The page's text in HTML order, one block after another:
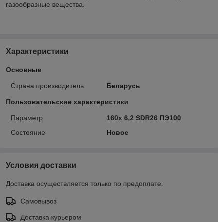
газообразные вещества.
Характеристики
Основные
Страна производитель Беларусь
Пользовательские характеристики
Параметр
160х 6,2 SDR26 ПЭ100
Состояние
Новое
Условия доставки
Доставка осуществляется только по предоплате.
Самовывоз
Доставка курьером